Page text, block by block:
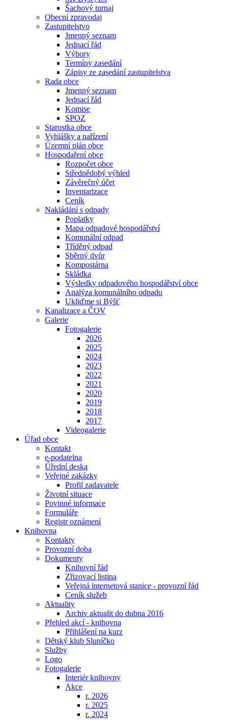
Šachový turnaj
Obecní zpravodaj
Zastupitelstvo
Jmenný seznam
Jednací řád
Výbory
Termíny zasedání
Zápisy ze zasedání zastupitelstva
Rada obce
Jmenný seznam
Jednací řád
Komise
SPOZ
Starostka obce
Vyhlášky a nařízení
Územní plán obce
Hospodaření obce
Rozpočet obce
Střednědobý výhled
Závěrečný účet
Inventarizace
Ceník
Nakládání s odpady
Poplatky
Mapa odpadové hospodářství
Komunální odpad
Tříděný odpad
Sběrný dvůr
Kompostárna
Skládka
Výsledky odpadového hospodářství obce
Analýza komunálního odpadu
Ukliďme si Býšť
Kanalizace a ČOV
Galerie
Fotogalerie
2026
2025
2024
2023
2022
2021
2020
2019
2018
2017
Videogalerie
Úřad obce
Kontakt
e-podatelna
Úřední deska
Veřejné zakázky
Profil zadavatele
Životní situace
Povinné informace
Formuláře
Registr oznámení
Knihovna
Kontakty
Provozní doba
Dokumenty
Knihovní řád
Zřizovací listina
Veřejná internetová stanice - provozní řád
Ceník služeb
Aktuality
Archiv aktualit do dubna 2016
Přehled akcí - knihovna
Přihlášení na kurz
Dětský klub Sluníčko
Služby
Logo
Fotogalerie
Interiér knihovny
Akce
r. 2026
r. 2025
r. 2024